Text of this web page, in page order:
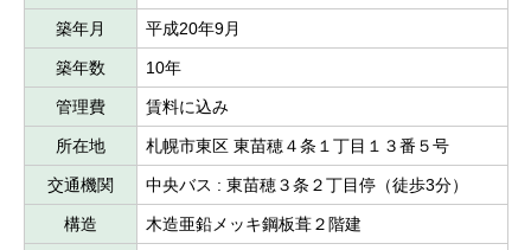
築年月 平成20年9月
築年数 10年
管理費 賃料に込み
所在地 札幌市東区 東苗穂４条１丁目１３番５号
交通機関 中央バス : 東苗穂３条２丁目停（徒歩3分）
構造 木造亜鉛メッキ鋼板葺２階建